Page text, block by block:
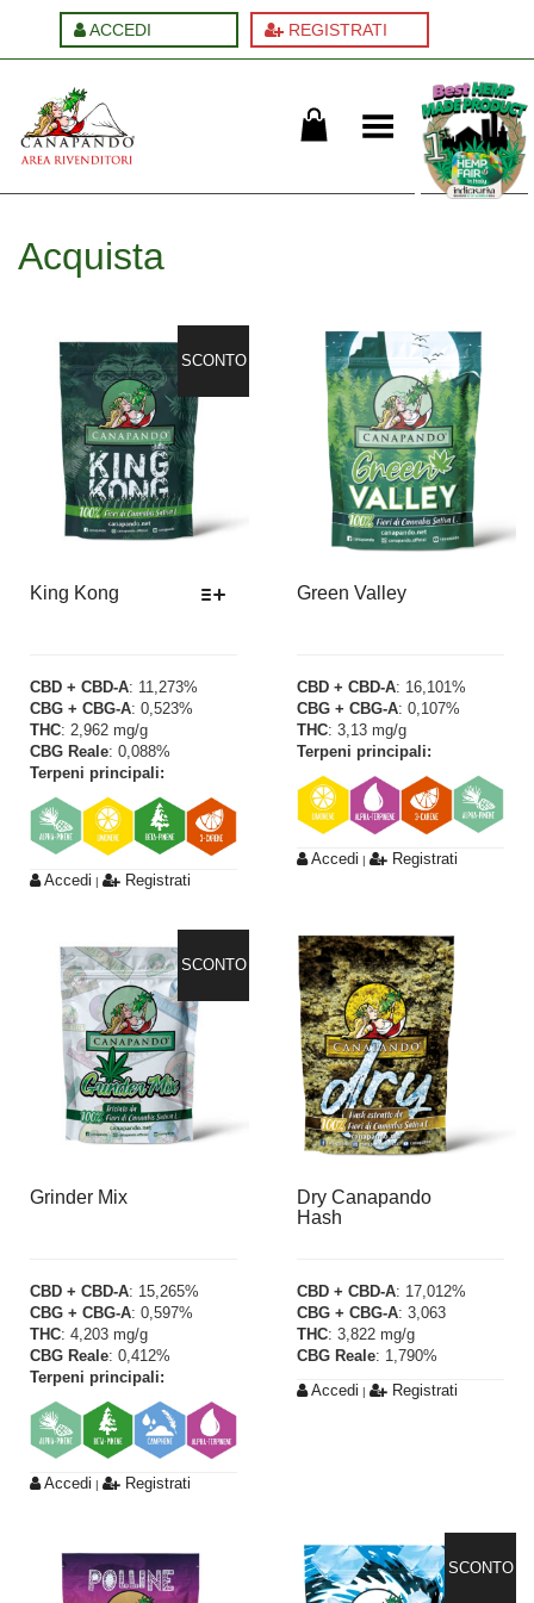
ACCEDI REGISTRATI
Cambia menu
Acquista
SCONTO
King Kong
prodotto
ha
più
varianti.
Le
opzioni
possono
essere
nella
pagina
prodotto
CBD + CBD-A: 11,273%
CBG + CBG-A: 0,523%
THC: 2,962 mg/g
CBG Reale: 0,088%
Terpeni principali:
Accedi | Registrati
Green Valley
CBD + CBD-A: 16,101%
CBG + CBG-A: 0,107%
THC: 3,13 mg/g
Terpeni principali:
Accedi | Registrati
SCONTO
Grinder Mix
CBD + CBD-A: 15,265%
CBG + CBG-A: 0,597%
THC: 4,203 mg/g
CBG Reale: 0,412%
Terpeni principali:
Accedi | Registrati
Dry Canapando
Hash
CBD + CBD-A: 17,012%
CBG + CBG-A: 3,063
THC: 3,822 mg/g
CBG Reale: 1,790%
Accedi | Registrati
SCONTO